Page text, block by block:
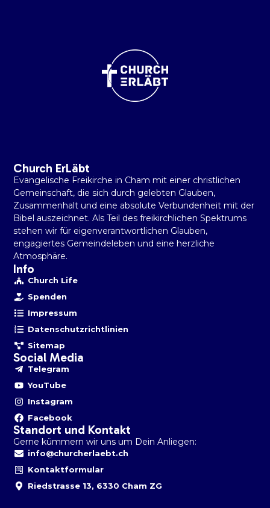
Church ErLäbt
Evangelische Freikirche in Cham mit einer christlichen
Gemeinschaft, die sich durch gelebten Glauben,
Zusammenhalt und eine absolute Verbundenheit mit der
Bibel auszeichnet. Als Teil des freikirchlichen Spektrums
stehen wir für eigenverantwortlichen Glauben,
engagiertes Gemeindeleben und eine herzliche
Atmosphäre.
Info
Church Life
Spenden
Impressum
Datenschutzrichtlinien
Sitemap
Social Media
Telegram
YouTube
Instagram
Facebook
Standort und Kontakt
Gerne kümmern wir uns um Dein Anliegen:
info@churcherlaebt.ch
Kontaktformular
Riedstrasse 13, 6330 Cham ZG